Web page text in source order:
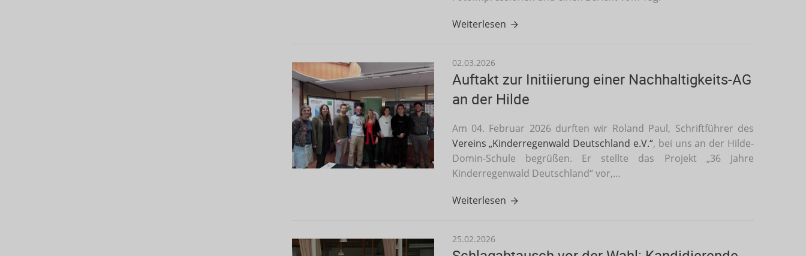
Weiterlesen
02.03.2026
Auftakt zur Initiierung einer Nachhaltigkeits-AG
an der Hilde
Am 04. Februar 2026 durften wir Roland Paul, Schriftführer des
Vereins „Kinderregenwald Deutschland e.V.“, bei uns an der Hilde-
Domin-Schule begrüßen. Er stellte das Projekt „36 Jahre
Kinderregenwald Deutschland“ vor,…
Weiterlesen
25.02.2026